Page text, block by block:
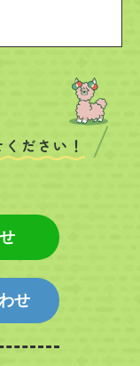
ださい！
せ